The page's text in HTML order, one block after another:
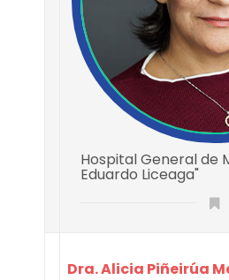
Hospital General de
Eduardo Liceaga"
Dra. Alicia Piñeirúa